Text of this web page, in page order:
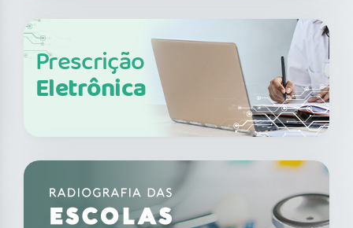
Prescrição
Eletrônica